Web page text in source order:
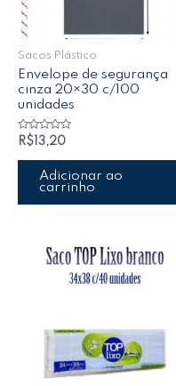
Sacos Plástico
Envelope de segurança
cinza 20×30 c/100
unidades
Avaliação
0
de
R$ 13,20
Adicionar ao
carrinho